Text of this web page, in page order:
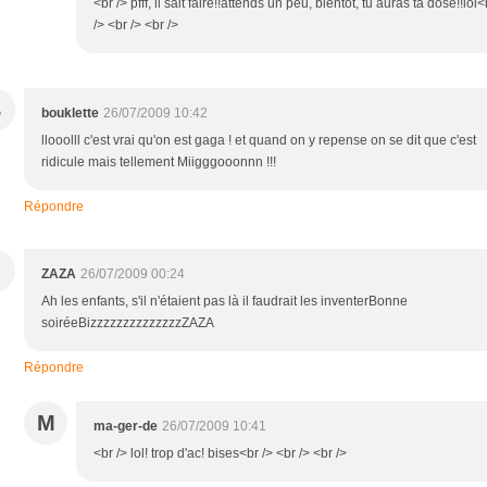
/> <br /> <br />
bouklette 26/07/2009 10:42
llooolll c'est vrai qu'on est gaga ! et quand on y repense on se dit que c'est
ridicule mais tellement Miigggooonnn !!!
Répondre
ZAZA 26/07/2009 00:24
Ah les enfants, s'il n'étaient pas là il faudrait les inventerBonne
soiréeBizzzzzzzzzzzzzzZAZA
Répondre
M ma-ger-de 26/07/2009 10:41
<br /> lol! trop d'ac! bises<br /> <br /> <br />